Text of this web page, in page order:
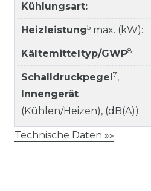
Kühlungsart:
Heizleistung5 max. (kW):
Kältemitteltyp/GWP8:
Schalldruckpegel 7,
Innengerät
(Kühlen/Heizen), (dB(A)):
Technische Daten »»